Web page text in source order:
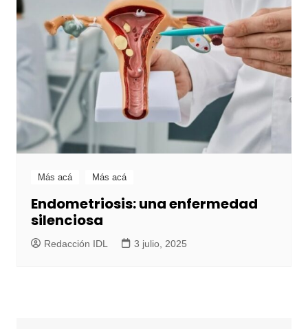
Más acá Más acá
Endometriosis: una enfermedad
silenciosa
Redacción IDL 3 julio, 2025